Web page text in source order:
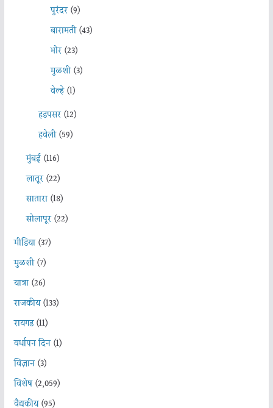
पुरंदर(9)
बारामती(43)
भोर(23)
मुळशी(3)
वेल्हे(1)
हडपसर(12)
हवेली(59)
मुंबई(116)
लातूर(22)
सातारा(18)
सोलापूर(22)
मीडिया(37)
मुळशी(7)
यात्रा(26)
राजकीय(133)
रायगड(11)
वर्धापन दिन(1)
विज्ञान(3)
विशेष(2,059)
वैद्यकीय(95)